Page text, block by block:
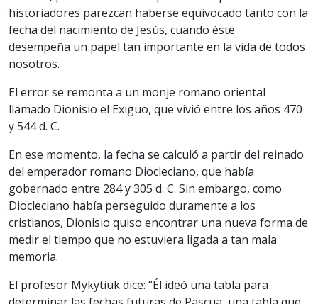
historiadores parezcan haberse equivocado tanto con la
fecha del nacimiento de Jesús, cuando éste
desempeña un papel tan importante en la vida de todos
nosotros.
El error se remonta a un monje romano oriental
llamado Dionisio el Exiguo, que vivió entre los años 470
y 544 d. C.
En ese momento, la fecha se calculó a partir del reinado
del emperador romano Diocleciano, que había
gobernado entre 284 y 305 d. C. Sin embargo, como
Diocleciano había perseguido duramente a los
cristianos, Dionisio quiso encontrar una nueva forma de
medir el tiempo que no estuviera ligada a tan mala
memoria.
El profesor Mykytiuk dice: “Él ideó una tabla para